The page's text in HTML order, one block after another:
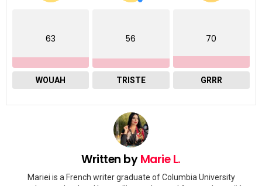
63
WOUAH
56
TRISTE
70
GRRR
Written byMarie L.
Mariei is a French writer graduate of Columbia University